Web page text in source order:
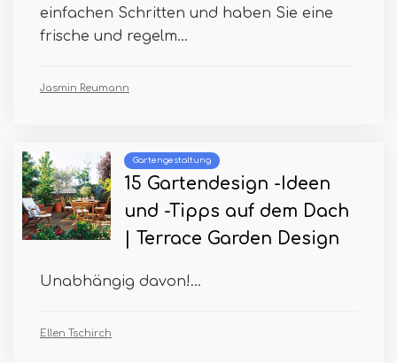
einfachen Schritten und haben Sie eine
frische und regelm...
Jasmin Reumann
Gartengestaltung
15 Gartendesign -Ideen
und -Tipps auf dem Dach
| Terrace Garden Design
Unabhängig davon!...
Ellen Tschirch